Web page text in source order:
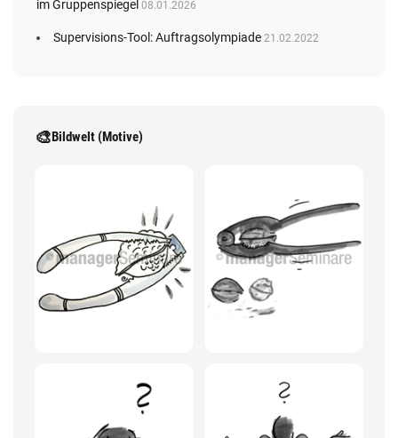
im Gruppenspiegel 08.01.2026
Supervisions-Tool: Auftragsolympiade 21.02.2022
🎨Bildwelt (Motive)